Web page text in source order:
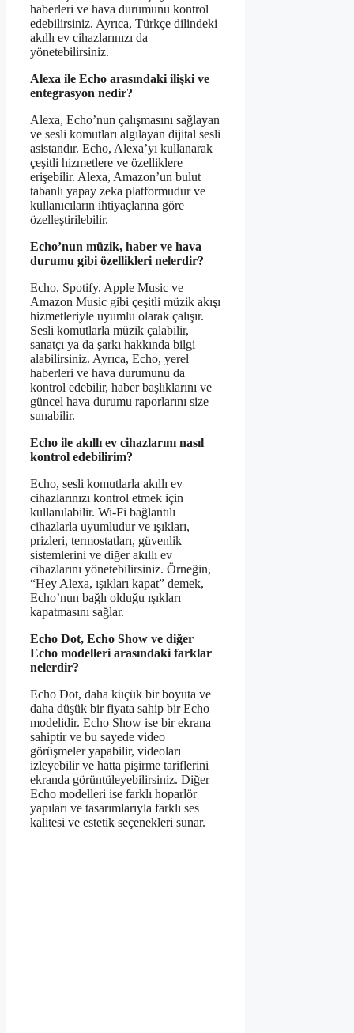
haberleri ve hava durumunu kontrol
edebilirsiniz. Ayrıca, Türkçe dilindeki
akıllı ev cihazlarınızı da
yönetebilirsiniz.
Alexa ile Echo arasındaki ilişki ve
entegrasyon nedir?
Alexa, Echo’nun çalışmasını sağlayan
ve sesli komutları algılayan dijital sesli
asistandır. Echo, Alexa’yı kullanarak
çeşitli hizmetlere ve özelliklere
erişebilir. Alexa, Amazon’un bulut
tabanlı yapay zeka platformudur ve
kullanıcıların ihtiyaçlarına göre
özelleştirilebilir.
Echo’nun müzik, haber ve hava
durumu gibi özellikleri nelerdir?
Echo, Spotify, Apple Music ve
Amazon Music gibi çeşitli müzik akışı
hizmetleriyle uyumlu olarak çalışır.
Sesli komutlarla müzik çalabilir,
sanatçı ya da şarkı hakkında bilgi
alabilirsiniz. Ayrıca, Echo, yerel
haberleri ve hava durumunu da
kontrol edebilir, haber başlıklarını ve
güncel hava durumu raporlarını size
sunabilir.
Echo ile akıllı ev cihazlarını nasıl
kontrol edebilirim?
Echo, sesli komutlarla akıllı ev
cihazlarınızı kontrol etmek için
kullanılabilir. Wi-Fi bağlantılı
cihazlarla uyumludur ve ışıkları,
prizleri, termostatları, güvenlik
sistemlerini ve diğer akıllı ev
cihazlarını yönetebilirsiniz. Örneğin,
“Hey Alexa, ışıkları kapat” demek,
Echo’nun bağlı olduğu ışıkları
kapatmasını sağlar.
Echo Dot, Echo Show ve diğer
Echo modelleri arasındaki farklar
nelerdir?
Echo Dot, daha küçük bir boyuta ve
daha düşük bir fiyata sahip bir Echo
modelidir. Echo Show ise bir ekrana
sahiptir ve bu sayede video
görüşmeler yapabilir, videoları
izleyebilir ve hatta pişirme tariflerini
ekranda görüntüleyebilirsiniz. Diğer
Echo modelleri ise farklı hoparlör
yapıları ve tasarımlarıyla farklı ses
kalitesi ve estetik seçenekleri sunar.